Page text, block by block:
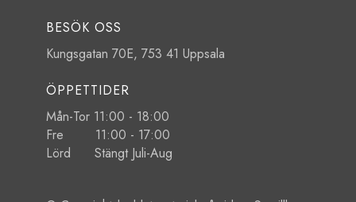
BESÖK OSS
Kungsgatan 70E, 753 41 Uppsala
ÖPPETTIDER
Mån-Tor 11:00 - 18:00
Fre 11:00 - 17:00
Lörd Stängt Juli-Aug